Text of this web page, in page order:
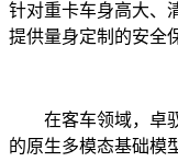
针对重卡车身高大、
提供量身定制的安全
在客车领域，卓
的原生多模态基础模